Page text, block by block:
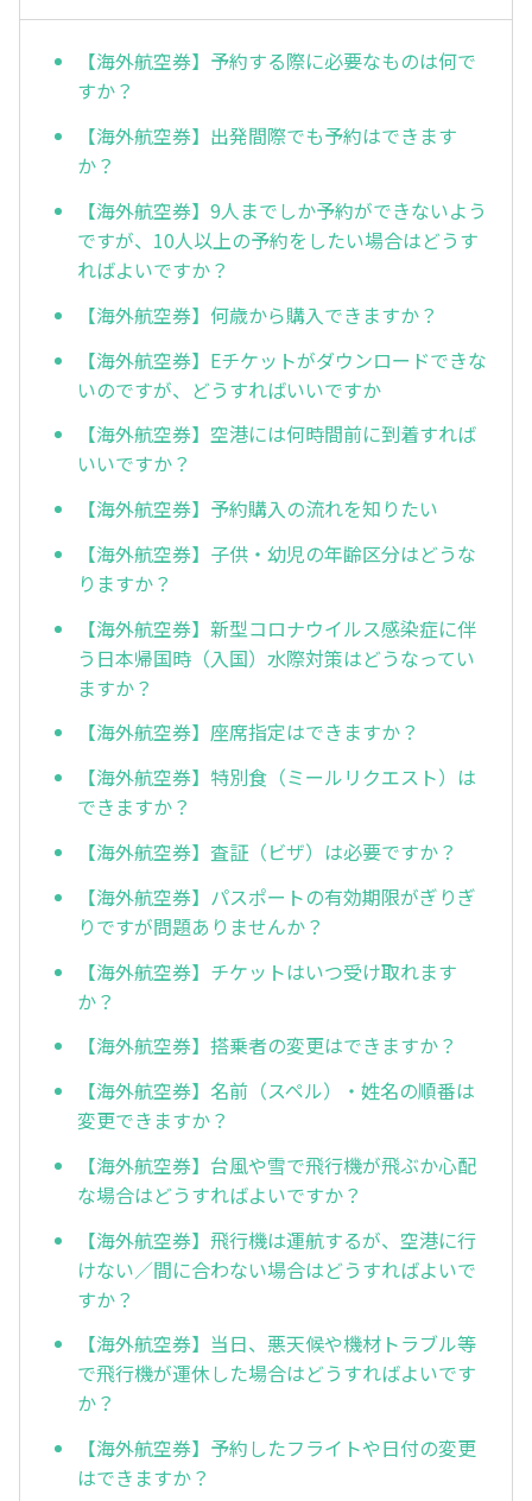
【海外航空券】予約する際に必要なものは何で
すか？
【海外航空券】出発間際でも予約はできます
か？
【海外航空券】9人までしか予約ができないよう
ですが、10人以上の予約をしたい場合はどうす
ればよいですか？
【海外航空券】何歳から購入できますか？
【海外航空券】Eチケットがダウンロードできな
いのですが、どうすればいいですか
【海外航空券】空港には何時間前に到着すれば
いいですか？
【海外航空券】予約購入の流れを知りたい
【海外航空券】子供・幼児の年齢区分はどうな
りますか？
【海外航空券】新型コロナウイルス感染症に伴
う日本帰国時（入国）水際対策はどうなってい
ますか？
【海外航空券】座席指定はできますか？
【海外航空券】特別食（ミールリクエスト）は
できますか？
【海外航空券】査証（ビザ）は必要ですか？
【海外航空券】パスポートの有効期限がぎりぎ
りですが問題ありませんか？
【海外航空券】チケットはいつ受け取れます
か？
【海外航空券】搭乗者の変更はできますか？
【海外航空券】名前（スペル）・姓名の順番は
変更できますか？
【海外航空券】台風や雪で飛行機が飛ぶか心配
な場合はどうすればよいですか？
【海外航空券】飛行機は運航するが、空港に行
けない／間に合わない場合はどうすればよいで
すか？
【海外航空券】当日、悪天候や機材トラブル等
で飛行機が運休した場合はどうすればよいです
か？
【海外航空券】予約したフライトや日付の変更
はできますか？